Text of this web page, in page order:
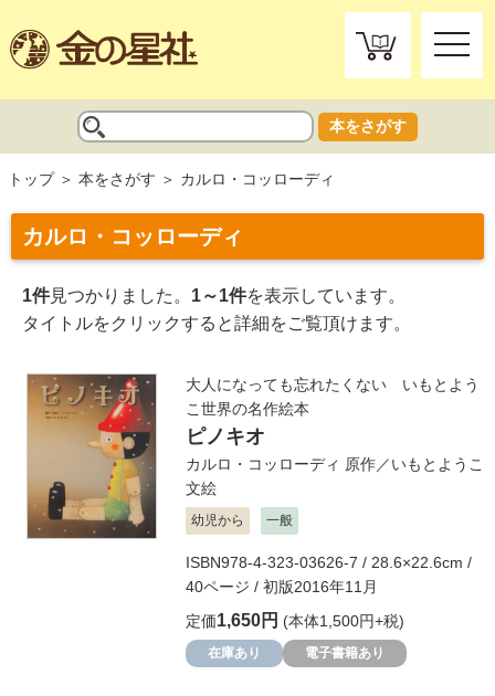
toggle
本をさがす
トップ 本をさがす カルロ・コッローディ
カルロ・コッローディ
1件見つかりました。 1～1件を表示しています。
タイトルをクリックすると詳細をご覧頂けます。
大人になっても忘れたくない いもとよう
こ世界の名作絵本
ピノキオ
カルロ・コッローディ 原作／いもとようこ
文絵
幼児から 一般
ISBN978-4-323-03626-7 / 28.6×22.6cm /
40ページ / 初版2016年11月
定価1,650円 (本体1,500円+税)
在庫あり 電子書籍あり